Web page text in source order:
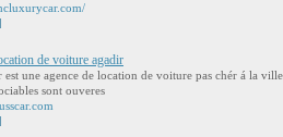
de voiture agadir
est une agence de location de voiture pas chér á la
sont ouveres